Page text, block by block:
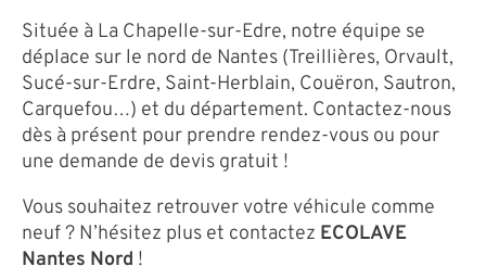
Située à La Chapelle-sur-Edre, notre équipe se
déplace sur le nord de Nantes (Treillières, Orvault,
Sucé-sur-Erdre, Saint-Herblain, Couëron, Sautron,
Carquefou…) et du département. Contactez-nous
dès à présent pour prendre rendez-vous ou pour
une demande de devis gratuit !
Vous souhaitez retrouver votre véhicule comme
neuf ? N’hésitez plus et contactez ECOLAVE
Nantes Nord !